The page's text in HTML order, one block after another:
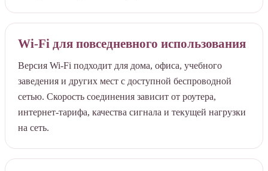
Wi-Fi для повседневного использования
Версия Wi-Fi подходит для дома, офиса, учебного
заведения и других мест с доступной беспроводной
сетью. Скорость соединения зависит от роутера,
интернет-тарифа, качества сигнала и текущей нагрузки
на сеть.